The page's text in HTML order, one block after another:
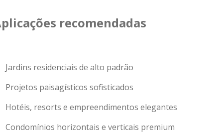
recomendadas
Jardins residenciais de alto padrão
Projetos paisagísticos sofisticados
Hotéis, resorts e empreendimentos elegantes
Condomínios horizontais e verticais premium